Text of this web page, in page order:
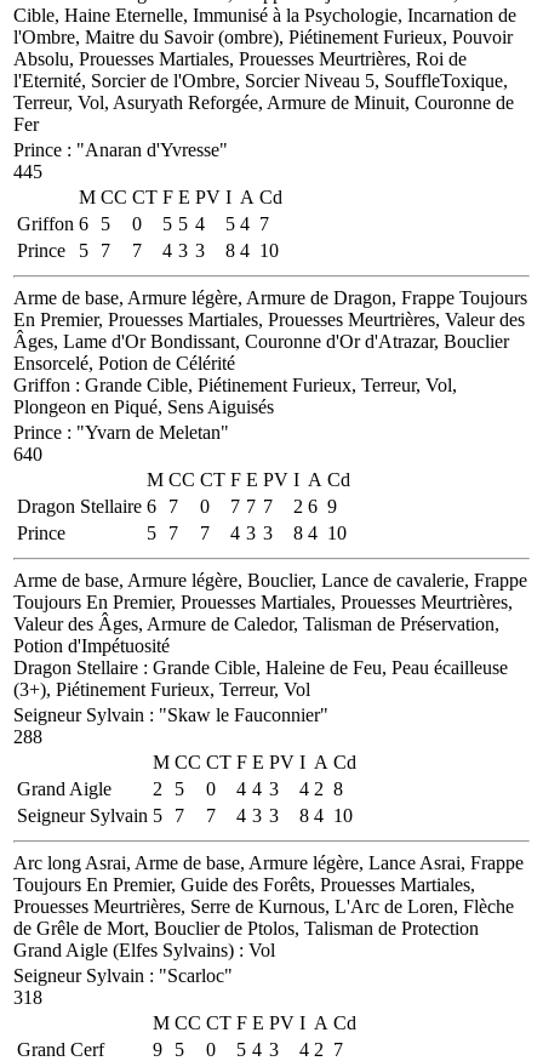
Cible, Haine Eternelle, Immunisé à la Psychologie, Incarnation de
l'Ombre, Maitre du Savoir (ombre), Piétinement Furieux, Pouvoir
Absolu, Prouesses Martiales, Prouesses Meurtrières, Roi de
l'Eternité, Sorcier de l'Ombre, Sorcier Niveau 5, SouffleToxique,
Terreur, Vol, Asuryath Reforgée, Armure de Minuit, Couronne de
Fer
Prince : "Anaran d'Yvresse"
445
M CC CT F E PV I A Cd
Griffon 6 5 0 5 5 4 5 4 7
Prince
5 7 7 4 3 3 8 4 10
Arme de base, Armure légère, Armure de Dragon, Frappe Toujours
En Premier, Prouesses Martiales, Prouesses Meurtrières, Valeur des
Âges, Lame d'Or Bondissant, Couronne d'Or d'Atrazar, Bouclier
Ensorcelé, Potion de Célérité
Griffon : Grande Cible, Piétinement Furieux, Terreur, Vol,
Plongeon en Piqué, Sens Aiguisés
Prince : "Yvarn de Meletan"
640
M CC CT F E PV I A Cd
Dragon Stellaire 6 7 0 7 7 7 2 6 9
Prince
5 7 7 4 3 3 8 4 10
Arme de base, Armure légère, Bouclier, Lance de cavalerie, Frappe
Toujours En Premier, Prouesses Martiales, Prouesses Meurtrières,
Valeur des Âges, Armure de Caledor, Talisman de Préservation,
Potion d'Impétuosité
Dragon Stellaire : Grande Cible, Haleine de Feu, Peau écailleuse
(3+), Piétinement Furieux, Terreur, Vol
Seigneur Sylvain : "Skaw le Fauconnier"
288
M CC CT F E PV I A Cd
Grand Aigle
2 5 0 4 4 3 4 2 8
Seigneur Sylvain 5 7 7 4 3 3 8 4 10
Arc long Asrai, Arme de base, Armure légère, Lance Asrai, Frappe
Toujours En Premier, Guide des Forêts, Prouesses Martiales,
Prouesses Meurtrières, Serre de Kurnous, L'Arc de Loren, Flèche
de Grêle de Mort, Bouclier de Ptolos, Talisman de Protection
Grand Aigle (Elfes Sylvains) : Vol
Seigneur Sylvain : "Scarloc"
318
M CC CT F E PV I A Cd
Grand Cerf
9 5 0 5 4 3 4 2 7